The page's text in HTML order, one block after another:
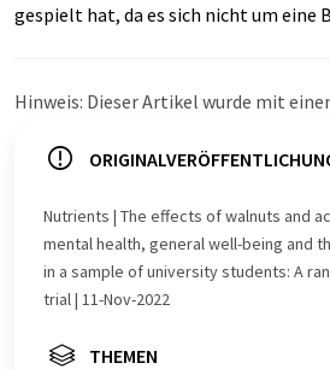
gespielt hat, da es sich nicht um eine
Hinweis: Dieser Artikel wurde mit
LUMITOS bietet diese automatischen
Nachrichten zu präsentieren. Da
automatischer Übersetzung
möglich, dass er Fehler im Vokabular,
in der Grammatik enthält. Den
Nutrients | The effects of walnuts and
mental health, general well-being and
in a sample of university students: A
trial | 11-Nov-2022
THEMEN